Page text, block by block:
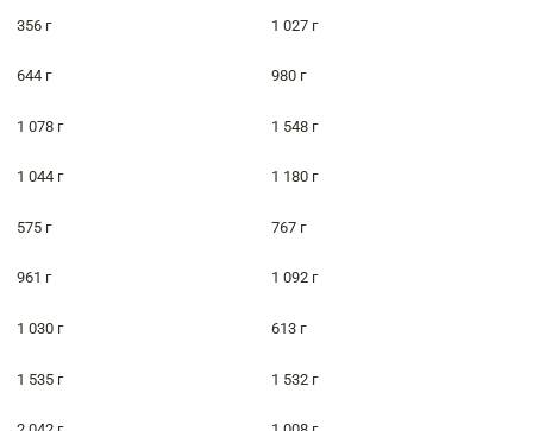
356 г 1 027 г
644 г 980 г
1 078 г 1 548 г
1 044 г 1 180 г
575 г 767 г
961 г 1 092 г
1 030 г 613 г
1 535 г 1 532 г